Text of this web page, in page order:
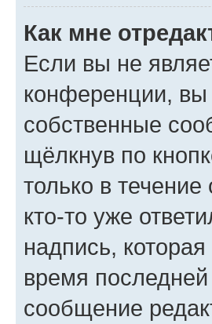
Как мне
Если вы не
конференции, вы
собственные
щёлкнув по
только в
кто-то уже
надпись,
время
сообщение